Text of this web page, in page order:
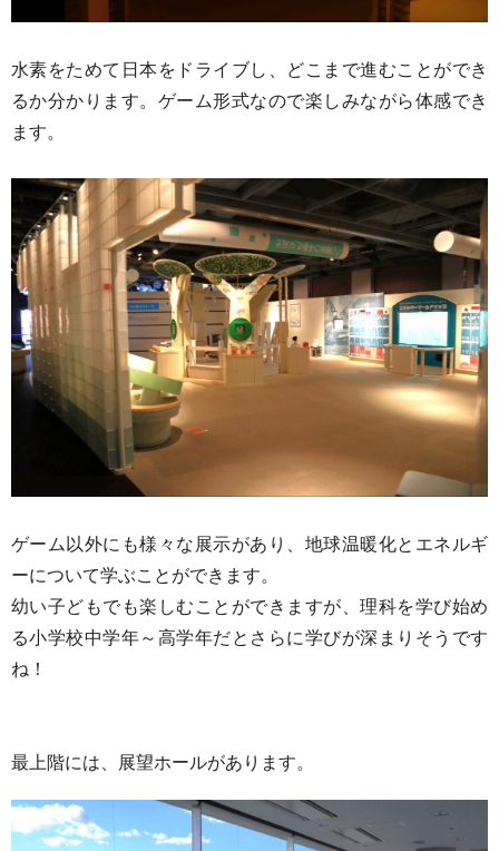
水素をためて日本をドライブし、どこまで進むことができ
るか分かります。ゲーム形式なので楽しみながら体感でき
ます。
ゲーム以外にも様々な展示があり、地球温暖化とエネルギ
ーについて学ぶことができます。
幼い子どもでも楽しむことができますが、理科を学び始め
る小学校中学年～高学年だとさらに学びが深まりそうです
ね！
最上階には、展望ホールがあります。